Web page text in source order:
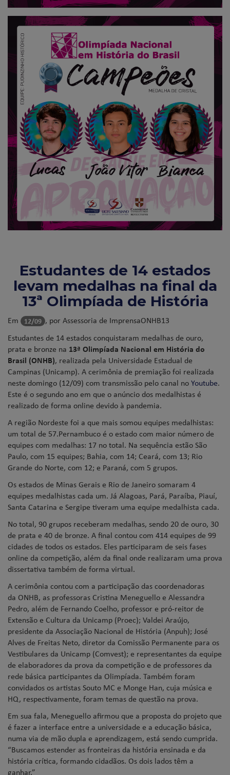
Estudantes de 14 estados
levam medalhas na final da
13ª Olimpíada de História
Em 12/09 , por Assessoria de ImprensaONHB13
Estudantes de 14 estados conquistaram medalhas de ouro,
prata e bronze na 13ª Olimpíada Nacional em História do
Brasil (ONHB), realizada pela Universidade Estadual de
Campinas (Unicamp). A cerimônia de premiação foi realizada
neste domingo (12/09) com transmissão pelo canal noYoutube.
Este é o segundo ano em que o anúncio dos medalhistas é
realizado de forma online devido à pandemia.
A região Nordeste foi a que mais somou equipes medalhistas:
um total de 57.Pernambuco é o estado com maior número de
equipes com medalhas: 17 no total. Na sequência estão São
Paulo, com 15 equipes; Bahia, com 14; Ceará, com 13; Rio
Grande do Norte, com 12; e Paraná, com 5 grupos.
Os estados de Minas Gerais e Rio de Janeiro somaram 4
equipes medalhistas cada um. Já Alagoas, Pará, Paraíba, Piauí,
Santa Catarina e Sergipe tiveram uma equipe medalhista cada.
No total, 90 grupos receberam medalhas, sendo 20 de ouro, 30
de prata e 40 de bronze. A final contou com 414 equipes de 99
cidades de todos os estados. Eles participaram de seis fases
online da competição, além da final onde realizaram uma prova
dissertativa também de forma virtual.
A cerimônia contou com a participação das coordenadoras
da ONHB, as professoras Cristina Meneguello e Alessandra
Pedro, além de Fernando Coelho, professor e pró-reitor de
Extensão e Cultura da Unicamp (Proec); Valdei Araújo,
presidente da Associação Nacional de História (Anpuh); José
Alves de Freitas Neto, diretor da Comissão Permanente para os
Vestibulares da Unicamp (Comvest); e representantes da equipe
de elaboradores da prova da competição e de professores da
rede básica participantes da Olimpíada. Também foram
convidados os artistas Souto MC e Monge Han, cuja música e
HQ, respectivamente, foram temas de questão na prova.
Em sua fala, Meneguello afirmou que a proposta do projeto que
é fazer a interface entre a universidade e a educação básica,
numa via de mão dupla e aprendizagem, está sendo cumprida.
“Buscamos estender as fronteiras da história ensinada e da
história crítica, formando cidadãos. Os dois lados têm a
ganhar.”